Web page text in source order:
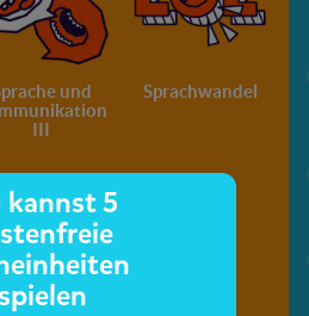
und
III
Sprachwandel
kannst 5
spielen